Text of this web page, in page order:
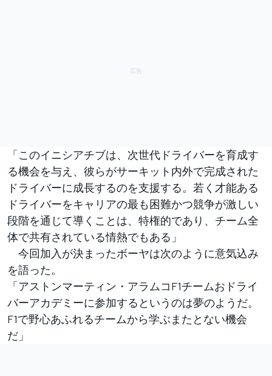
「このイニシアチブは、次世代ドライバーを育成す
る機会を与え、彼らがサーキット内外で完成された
ドライバーに成長するのを支援する。若く才能ある
ドライバーをキャリアの最も困難かつ競争が激しい
段階を通じて導くことは、特権的であり、チーム全
体で共有されている情熱でもある」
今回加入が決まったボーヤは次のように意気込み
を語った。
「アストンマーティン・アラムコF1チームおドライ
バーアカデミーに参加するというのは夢のようだ。
F1で野心あふれるチームから学ぶまたとない機会
だ」